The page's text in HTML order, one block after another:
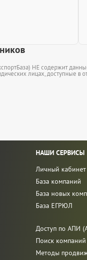
НЕ содержит
лицах, доступные в
НАШИ СЕРВИСЫ
Личный кабинет
База компаний
База новых
База ЕГРЮЛ
Доступ по АПИ
Поиск
Методы